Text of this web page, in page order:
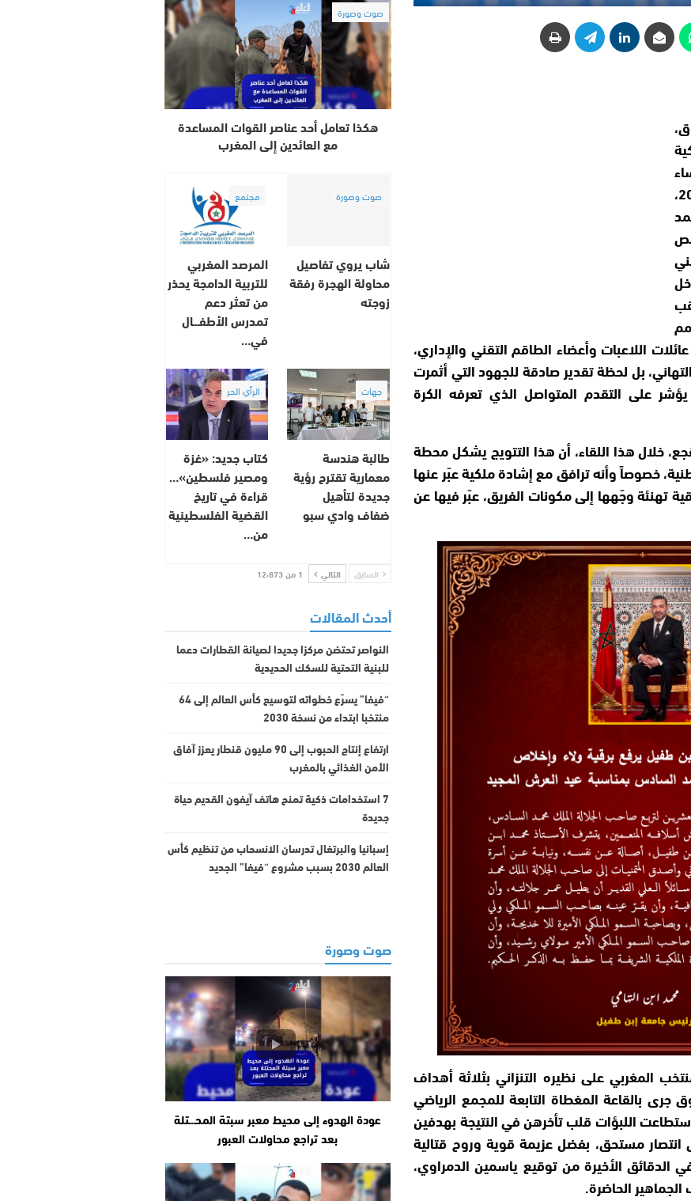
أمس الخميس 1 ماي 2025،
اللاعبات وأعضاء الطاقم التقني والإداري،
بل لحظة تقدير صادقة للجهود التي أثمرت
يؤشر على التقدم المتواصل الذي تعرفه الكرة
خلال هذا اللقاء، أن هذا التتويج يشكل محطة
خصوصاً وأنه ترافق مع إشادة ملكية عبّر عنها
تهنئة وجّهها إلى مكونات الفريق، عبّر فيها عن
المغربي على نظيره التنزاني بثلاثة أهداف
بالقاعة المغطاة التابعة للمجمع الرياضي
اللبؤات قلب تأخرهن في النتيجة بهدفين
مستحق، بفضل عزيمة قوية وروح قتالية
الأخيرة من توقيع ياسمين الدمراوي،
الحاضرة.
صوت وصورة
هكذا تعامل أحد عناصر القوات المساعدة
مع العائدين إلى المغرب
صوت وصورة
شاب يروي تفاصيل
محاولة الهجرة رفقة
زوجته
مجتمع
المرصد المغربي
للتربية الدامجة يحذر
من تعثر دعم
تمدرس الأطفـ.ـال
في…
جهات
طالبة هندسة
معمارية تقترح رؤية
جديدة لتأهيل
ضفاف وادي سبو
الرأي الحر
كتاب جديد: «غزة
ومصير فلسطين»…
قراءة في تاريخ
القضية الفلسطينية
من…
السابق التالي 1 من 12٬873
أحدث المقالات
النواصر تحتضن مركزا جديدا لصيانة القطارات دعما
للبنية التحتية للسكك الحديدية
“فيفا” يسرّع خطواته لتوسيع كأس العالم إلى 64
منتخبا ابتداء من نسخة 2030
ارتفاع إنتاج الحبوب إلى 90 مليون قنطار يعزز آفاق
الأمن الغذائي بالمغرب
7 استخدامات ذكية تمنح هاتف آيفون القديم حياة
جديدة
إسبانيا والبرتغال تدرسان الانسحاب من تنظيم كأس
العالم 2030 بسبب مشروع “فيفا” الجديد
صوت وصورة
عودة الهدوء إلى محيط معبر سبتة المحـ.ـتلة
بعد تراجع محاولات العبور